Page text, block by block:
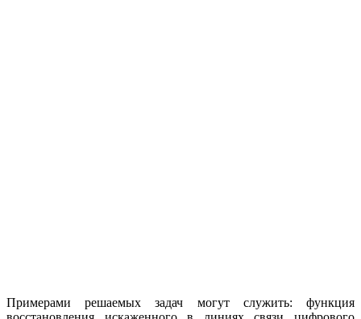
Примерами решаемых задач могут служить: функция